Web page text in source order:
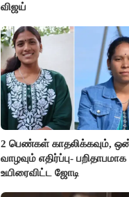
விஜய்
2 பெண்கள் காதலிக்கவும்,
வாழவும் எதிர்ப்பு- பறிதாபமாக
உயிரைவிட்ட ஜோடி